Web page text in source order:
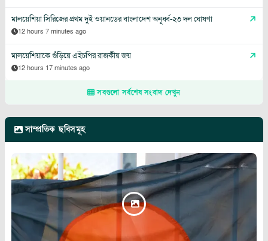
মালয়েশিয়া সিরিজের প্রথম দুই ওয়ানডের বাংলাদেশ অনূর্ধ্ব-২৩ দল ঘোষণা
12 hours 7 minutes ago
মালয়েশিয়াকে গুঁড়িয়ে এইচপির রাজকীয় জয়
12 hours 17 minutes ago
সবগুলো সর্বশেষ সংবাদ দেখুন
সাম্প্রতিক ছবিসমূহ